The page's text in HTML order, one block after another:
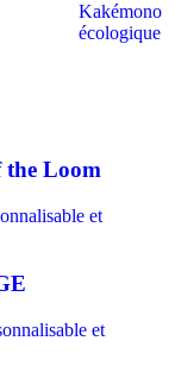
Kakémono
écologique
the Loom